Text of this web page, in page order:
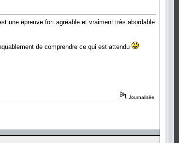
une épreuve fort agréable et vraiment très abordable
de comprendre ce qui est attendu
Journalisée